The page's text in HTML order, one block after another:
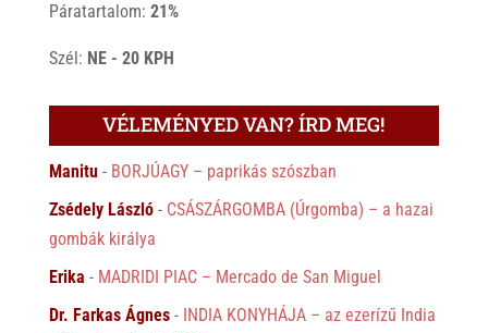
Páratartalom: 21%
Szél: NE - 20 KPH
VÉLEMÉNYED VAN? ÍRD MEG!
Manitu- BORJÚAGY – paprikás szószban
Zsédely László- CSÁSZÁRGOMBA (Úrgomba) – a hazai
gombák királya
Erika - MADRIDI PIAC – Mercado de San Miguel
Dr. Farkas Ágnes- INDIA KONYHÁJA – az ezerízű India